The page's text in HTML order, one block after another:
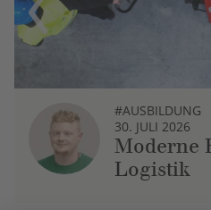
Previous
#AUSBILDUNG
30. JULI 2026
Moderne
Logistik